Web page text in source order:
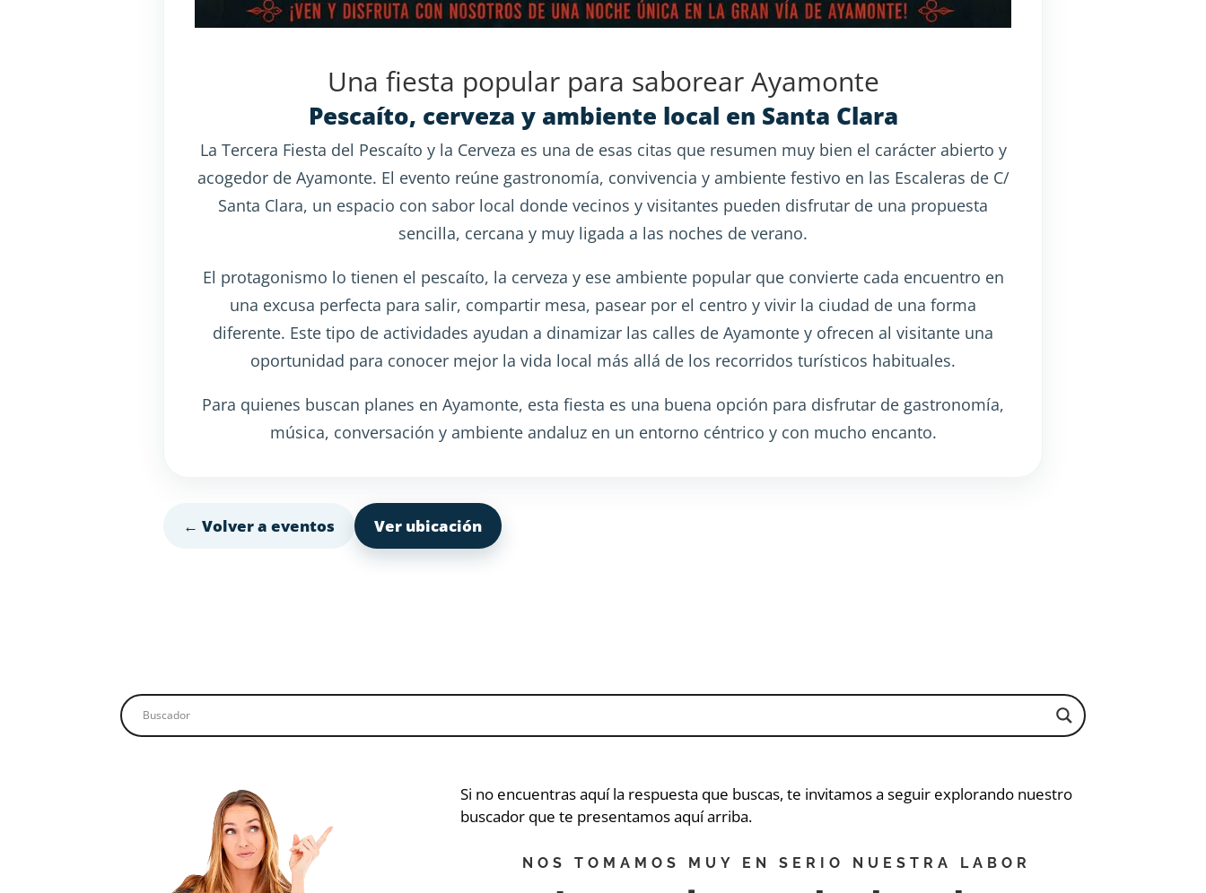
Una fiesta popular para saborear Ayamonte
Pescaíto, cerveza y ambiente local en Santa Clara
La Tercera Fiesta del Pescaíto y la Cerveza es una de esas citas que resumen muy bien el carácter abierto y
acogedor de Ayamonte. El evento reúne gastronomía, convivencia y ambiente festivo en las Escaleras de C/
Santa Clara, un espacio con sabor local donde vecinos y visitantes pueden disfrutar de una propuesta
sencilla, cercana y muy ligada a las noches de verano.
El protagonismo lo tienen el pescaíto, la cerveza y ese ambiente popular que convierte cada encuentro en
una excusa perfecta para salir, compartir mesa, pasear por el centro y vivir la ciudad de una forma
diferente. Este tipo de actividades ayudan a dinamizar las calles de Ayamonte y ofrecen al visitante una
oportunidad para conocer mejor la vida local más allá de los recorridos turísticos habituales.
Para quienes buscan planes en Ayamonte, esta fiesta es una buena opción para disfrutar de gastronomía,
música, conversación y ambiente andaluz en un entorno céntrico y con mucho encanto.
← Volver a eventos Ver ubicación
Si no encuentras aquí la respuesta que buscas, te invitamos a seguir explorando nuestro
buscador que te presentamos aquí arriba.
NOS TOMAMOS MUY EN SERIO NUESTRA LABOR